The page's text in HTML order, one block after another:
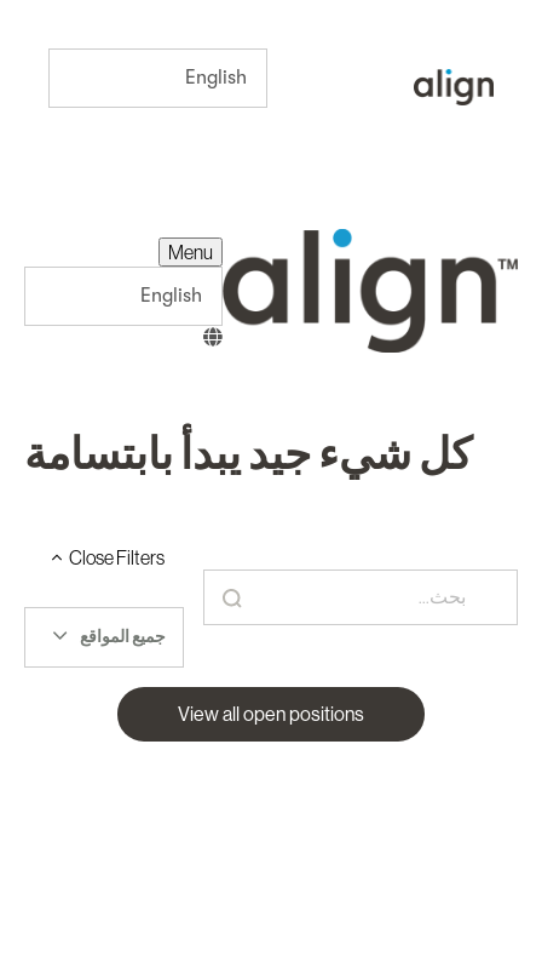
Menu
كل شيء جيد يبدأ بابتسامة
CloseFilters
جميع المواقع
View all open positions